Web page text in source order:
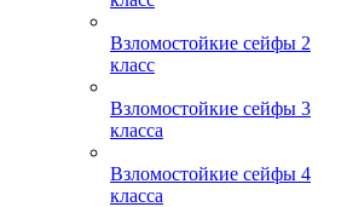
Взломостойкие сейфы 2
класс
Взломостойкие сейфы 3
класса
Взломостойкие сейфы 4
класса